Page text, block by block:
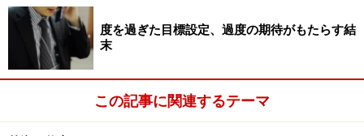
自分の意見をもち、表現できるか
度を過ぎた目標設定、過度の期待がもたらす結
末
この記事に関連するテーマ